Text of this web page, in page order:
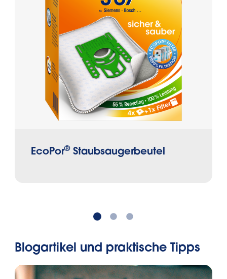
EcoPor® Staubsaugerbeutel
Blogartikel und praktische Tipps